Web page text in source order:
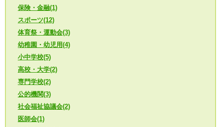
保険・金融(1)
スポーツ(12)
体育祭・運動会(3)
幼稚園・幼児用(4)
小中学校(5)
高校・大学(2)
専門学校(2)
公的機関(3)
社会福祉協議会(2)
医師会(1)